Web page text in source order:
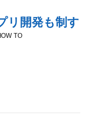
リ開発も制す
TO